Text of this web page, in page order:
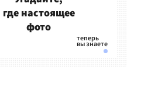
где настоящее
фото